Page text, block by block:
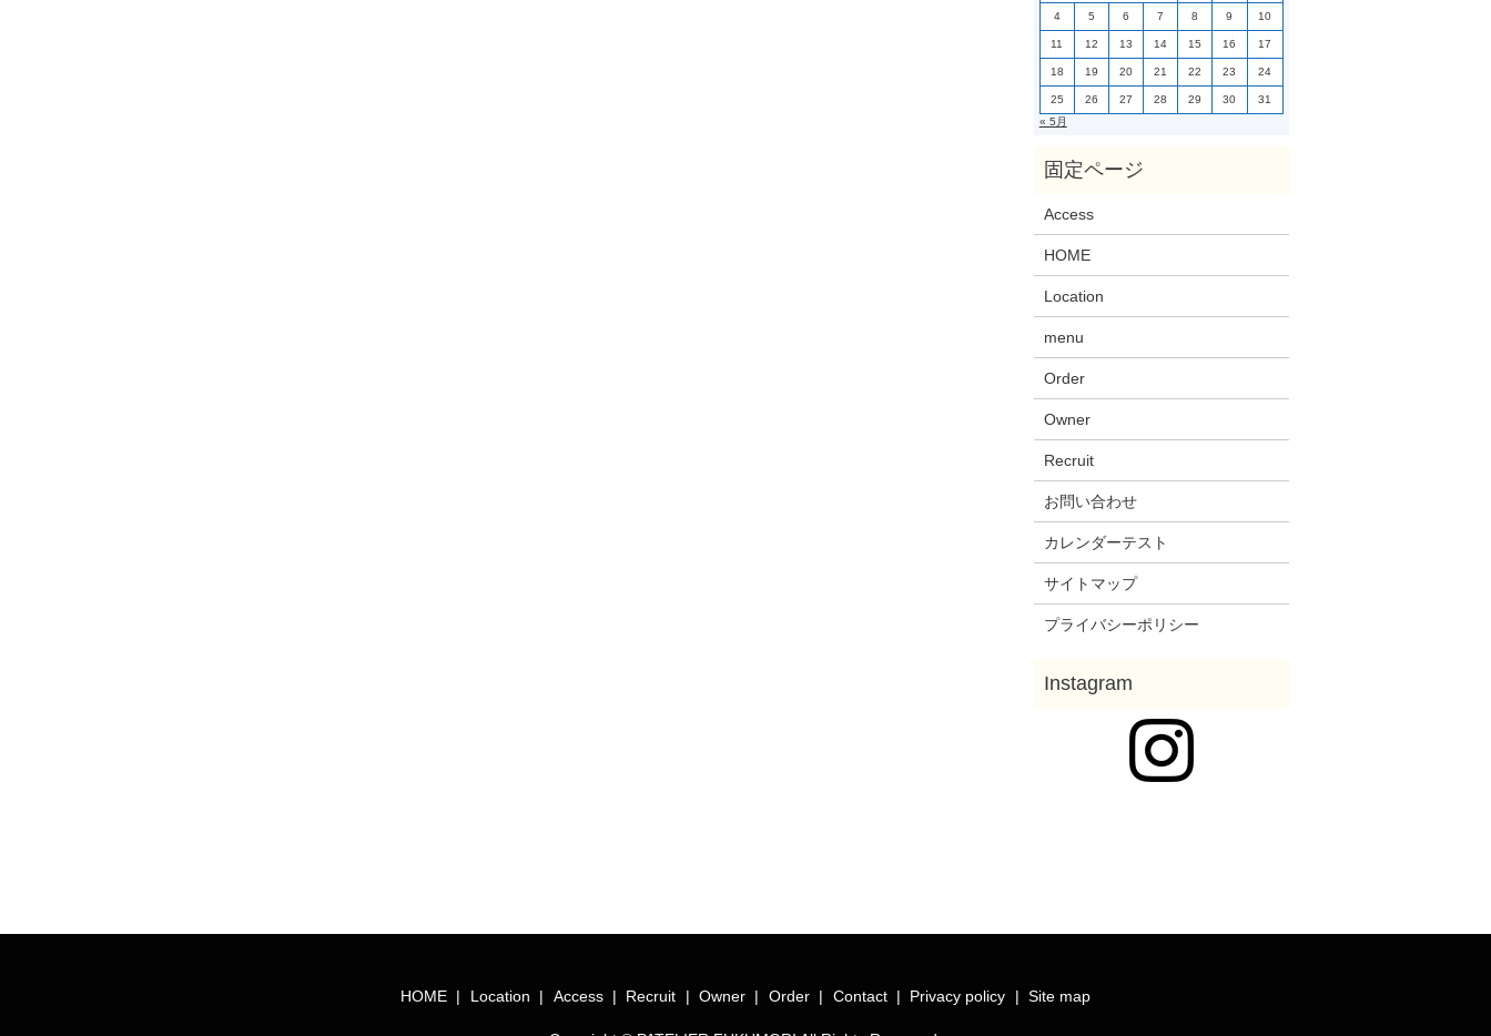
4 5 6 7 8 9 10
11 12 13 14 15 16 17
18 19 20 21 22 23 24
25 26 27 28 29 30
31
« 5月
Access
HOME
Location
menu
Order
Owner
Recruit
お問い合わせ
カレンダーテスト
サイトマップ
プライバシーポリシー
HOME Location Access Recruit Owner Order Contact Privacy policy Site map